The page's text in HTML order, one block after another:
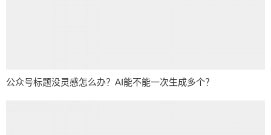
公众号标题没灵感怎么办？AI能不能一次生成多个？